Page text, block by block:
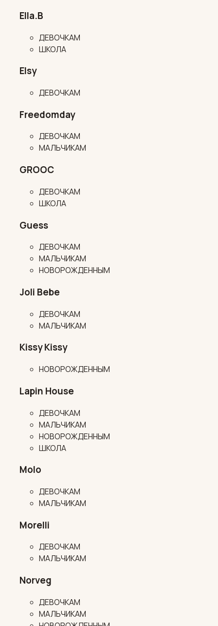
Ella.B
ДЕВОЧКАМ
ШКОЛА
Elsy
ДЕВОЧКАМ
Freedomday
ДЕВОЧКАМ
МАЛЬЧИКАМ
GROOC
ДЕВОЧКАМ
ШКОЛА
Guess
ДЕВОЧКАМ
МАЛЬЧИКАМ
НОВОРОЖДЕННЫМ
Joli Bebe
ДЕВОЧКАМ
МАЛЬЧИКАМ
Kissy Kissy
НОВОРОЖДЕННЫМ
Lapin House
ДЕВОЧКАМ
МАЛЬЧИКАМ
НОВОРОЖДЕННЫМ
ШКОЛА
Molo
ДЕВОЧКАМ
МАЛЬЧИКАМ
Morelli
ДЕВОЧКАМ
МАЛЬЧИКАМ
Norveg
ДЕВОЧКАМ
МАЛЬЧИКАМ